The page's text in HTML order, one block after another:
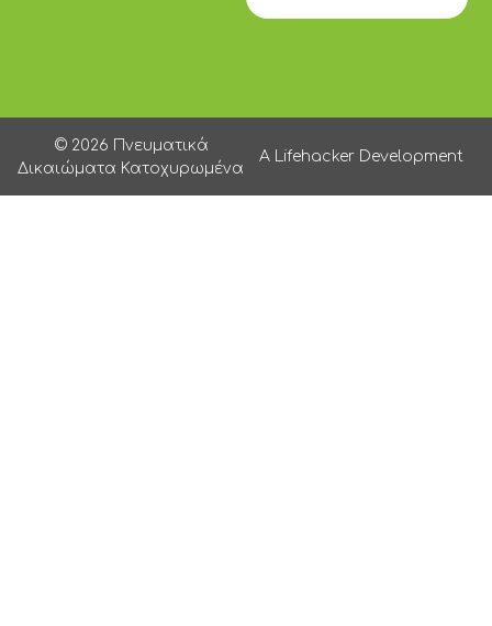
© 2026 Πνευματικά
Δικαιώματα Κατοχυρωμένα
A Lifehacker Development